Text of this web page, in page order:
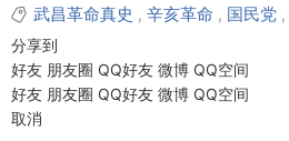
武昌革命真史 , 辛亥革命 , 国民党 ,
分享到
好友 朋友圈 QQ好友 微博 QQ空间
好友 朋友圈 QQ好友 微博 QQ空间
取消